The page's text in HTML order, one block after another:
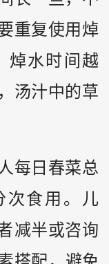
重复使用焯
焯水时间越
汤汁中的草
每日春菜总
次食用。儿
减半或咨询